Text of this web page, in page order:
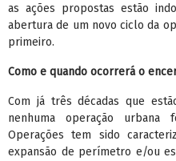
as ações propostas estão
abertura de um novo ciclo da
primeiro.
Como e quando ocorrerá o
Com já três décadas que
nenhuma operação urbana
Operações tem sido
expansão de perímetro e/ou